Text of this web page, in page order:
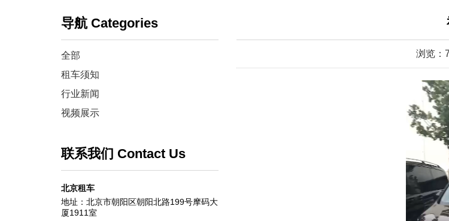
浏览：
导航 Categories
全部
租车须知
行业新闻
视频展示
联系我们 Contact Us
北京租车
地址：北京市朝阳区朝阳北路199号摩码大
厦1911室